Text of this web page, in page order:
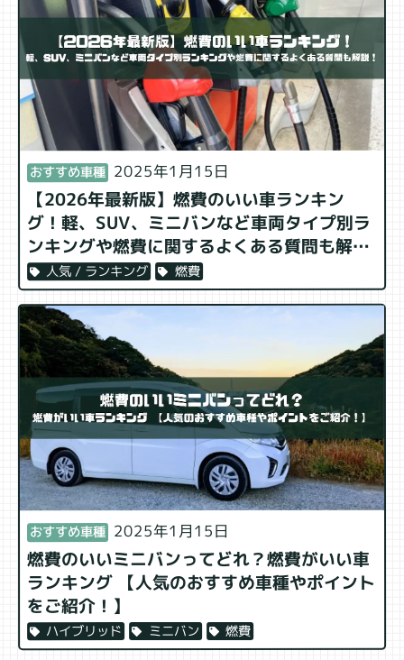
おすすめ車種 2025年1月15日
【2026年最新版】燃費のいい車ランキン
グ！軽、SUV、ミニバンなど車両タイプ別ラ
ンキングや燃費に関するよくある質問も解
説！人気 / ランキング 燃費
おすすめ車種 2025年1月15日
燃費のいいミニバンってどれ？燃費がいい車
ランキング 【人気のおすすめ車種やポイント
をご紹介！】
ハイブリッド ミニバン 燃費